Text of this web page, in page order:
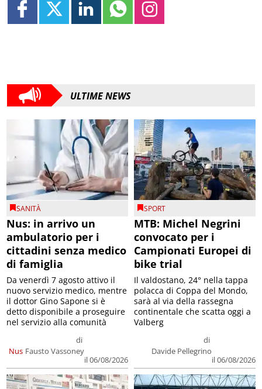
ULTIME NEWS
SANITÀ
Nus: in arrivo un
ambulatorio per i
cittadini senza medico
di famiglia
Nus
di
Fausto Vassoney
il 06/08/2026
Da venerdì 7 agosto attivo il
nuovo servizio medico, mentre
il dottor Gino Sapone si è
detto disponibile a proseguire
nel servizio alla comunità
SPORT
MTB: Michel Negrini
convocato per i
Campionati Europei di
bike trial
di
Davide Pellegrino
il 06/08/2026
Il valdostano, 24° nella tappa
polacca di Coppa del Mondo,
sarà al via della rassegna
continentale che scatta oggi a
Valberg